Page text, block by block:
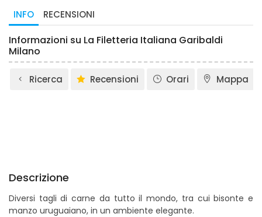
INFO RECENSIONI
Informazioni su La Filetteria Italiana Garibaldi
Milano
Ricerca Recensioni Orari Mappa
Descrizione
Diversi tagli di carne da tutto il mondo, tra cui bisonte e
manzo uruguaiano, in un ambiente elegante.